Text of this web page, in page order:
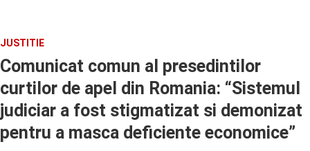
JUSTITIE
Comunicat comun al presedintilor
curtilor de apel din Romania: “Sistemul
judiciar a fost stigmatizat si demonizat
pentru a masca deficiente economice”